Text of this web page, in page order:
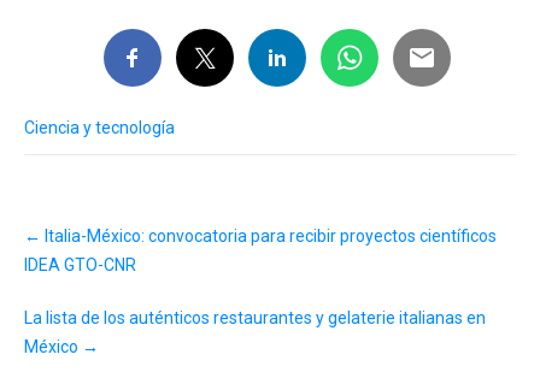
Ciencia y tecnología
navigation
← Italia-México: convocatoria para recibir proyectos científicos
IDEA GTO-CNR
La lista de los auténticos restaurantes y gelaterie italianas en
México →